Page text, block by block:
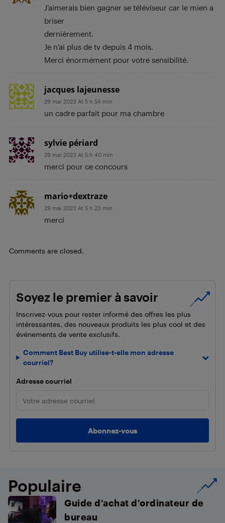
J’aimerais bien gagner se téléviseur car le mien a
briser
dernièrement.
Je n’ai plus de tv depuis 4 mois.
Merci énormément pour votre sensibilité.
jacques lajeunesse
29 mai 2023 At 5 h 54 min
un cadre parfait pour ma chambre
sylvie périard
29 mai 2023 At 5 h 40 min
merci pour ce concours
mario+dextraze
29 mai 2023 At 5 h 23 min
merci
Comments are closed.
Soyez le premier à savoir
Inscrivez-vous pour rester informé des offres les plus
intéressantes, des nouveaux produits les plus cool et des
événements de vente exclusifs.
Comment Best Buy utilise-t-elle mon adresse
courriel?
Adresse courriel
Populaire
Guide d’achat d’ordinateur de
bureau